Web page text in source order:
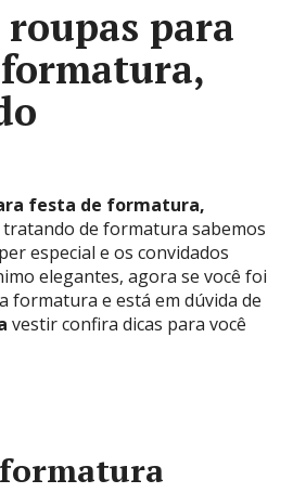
roupas para
festa de formatura,
tratando de formatura sabemos
especial e os convidados
elegantes, agora se você foi
formatura e está em dúvida de
vestir confira dicas para você